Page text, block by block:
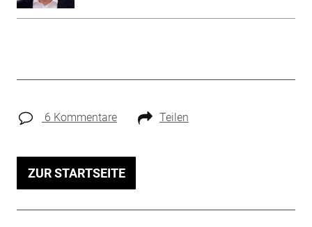
6 Kommentare Teilen
ZUR STARTSEITE